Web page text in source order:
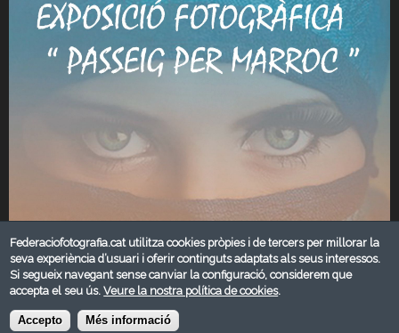
Federaciofotografia.cat utilitza cookies pròpies i de tercers per millorar la
seva experiència d’usuari i oferir continguts adaptats als seus interessos.
Si segueix navegant sense canviar la configuració, considerem que
accepta el seu ús.Veure la nostra política de cookies.
Accepto Més informació